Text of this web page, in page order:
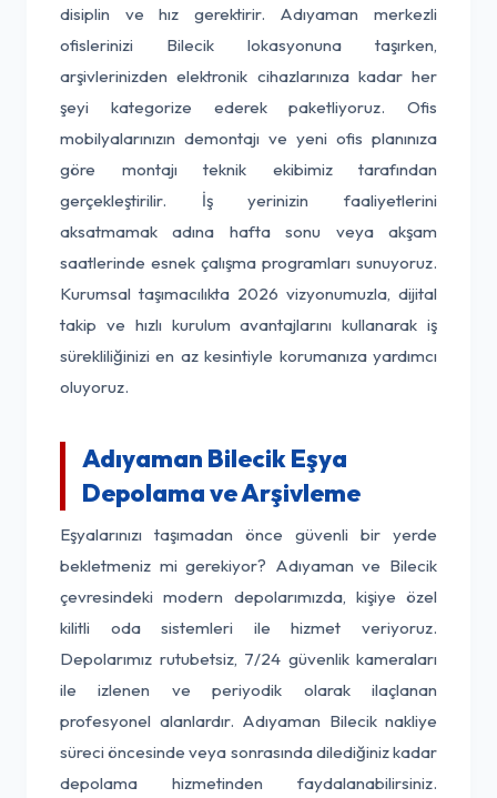
disiplin ve hız gerektirir. Adıyaman merkezli
ofislerinizi Bilecik lokasyonuna taşırken,
arşivlerinizden elektronik cihazlarınıza kadar her
şeyi kategorize ederek paketliyoruz. Ofis
mobilyalarınızın demontajı ve yeni ofis planınıza
göre montajı teknik ekibimiz tarafından
gerçekleştirilir. İş yerinizin faaliyetlerini
aksatmamak adına hafta sonu veya akşam
saatlerinde esnek çalışma programları sunuyoruz.
Kurumsal taşımacılıkta 2026 vizyonumuzla, dijital
takip ve hızlı kurulum avantajlarını kullanarak iş
sürekliliğinizi en az kesintiyle korumanıza yardımcı
oluyoruz.
Adıyaman Bilecik Eşya
Depolama ve Arşivleme
Eşyalarınızı taşımadan önce güvenli bir yerde
bekletmeniz mi gerekiyor? Adıyaman ve Bilecik
çevresindeki modern depolarımızda, kişiye özel
kilitli oda sistemleri ile hizmet veriyoruz.
Depolarımız rutubetsiz, 7/24 güvenlik kameraları
ile izlenen ve periyodik olarak ilaçlanan
profesyonel alanlardır. Adıyaman Bilecik nakliye
süreci öncesinde veya sonrasında dilediğiniz kadar
depolama hizmetinden faydalanabilirsiniz.